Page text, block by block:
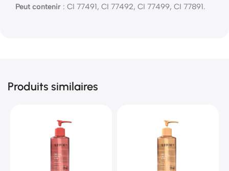
Peut contenir : CI 77491, CI 77492, CI 77499, CI 77891.
Produits similaires